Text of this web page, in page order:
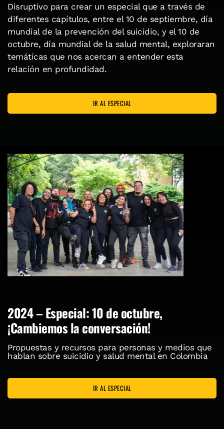
Disruptivo para crear un especial que a través de
diferentes capítulos, entre el 10 de septiembre, día
mundial de la prevención del suicidio, y el 10 de
octubre, día mundial de la salud mental, exploraran
temáticas que nos acercan a entender esta
relación en profundidad.
IR AL ESPECIAL
2024 – Especial: 10 de octubre,
¡Cambiemos la conversación!
Propuestas y recursos para personas y medios que
hablan sobre suicidio y salud mental en Colombia
IR AL ESPECIAL